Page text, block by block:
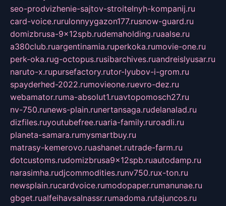
seo-prodvizhenie-sajtov-stroitelnyh-kompanij.ru
card-voice.rurulonnyygazon177.rusnow-guard.ru
domizbrusa-9x12spb.rudemaholding.ruaalse.ru
a380club.ruargentinamia.ruperkoka.rumovie-one.ru
perk-oka.rug-octopus.rusibarchives.ruandreislyusar.ru
naruto-x.rupursefactory.rutor-lyubov-i-grom.ru
spayderhed-2022.rumovieone.ruevro-dez.ru
webamator.ruma-absolut1.ruavtopomosch27.ru
nv-750.runews-plain.runertansaga.rudelanalad.ru
dizfiles.ruyoutubefree.ruaria-family.ruroadli.ru
planeta-samara.rumysmartbuy.ru
matrasy-kemerovo.ruashanet.rutrade-farm.ru
dotcustoms.rudomizbrusa9x12spb.ruautodamp.ru
narasimha.rudjcommodities.runv750.rux-ton.ru
newsplain.rucardvoice.rumodopaper.rumanunae.ru
gbget.rualfeihavsalnassr.rumadoma.rutajuncos.ru